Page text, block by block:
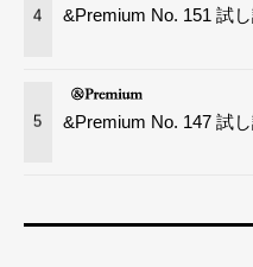
4 &Premium No. 151 試
5 &Premium No. 147 試